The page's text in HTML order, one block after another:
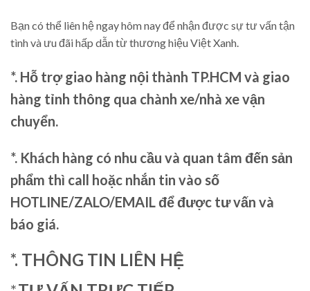
Bạn có thể liên hệ ngay hôm nay để nhận được sự tư vấn tận
tình và ưu đãi hấp dẫn từ thương hiệu Việt Xanh.
*. Hỗ trợ giao hàng nội thành TP.HCM và giao
hàng tỉnh thông qua chành xe/nhà xe vận
chuyển.
*. Khách hàng có nhu cầu và quan tâm đến sản
phẩm thì call hoặc nhắn tin vào số
HOTLINE/ZALO/EMAIL để được tư vấn và
báo giá.
*. THÔNG TIN LIÊN HỆ